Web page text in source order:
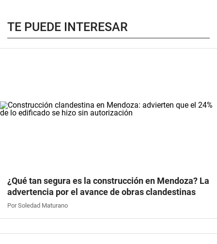
TE PUEDE INTERESAR
¿Qué tan segura es la construcción en Mendoza? La
advertencia por el avance de obras clandestinas
Por Soledad Maturano